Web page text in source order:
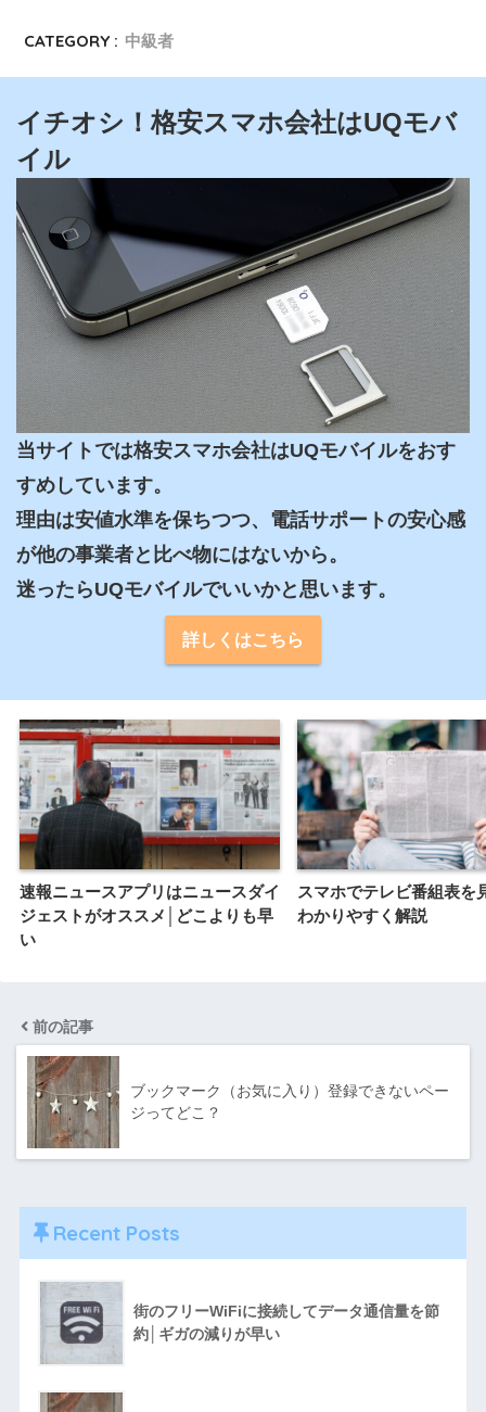
CATEGORY : 中級者
イチオシ！格安スマホ会社はUQモバ
イル
当サイトでは格安スマホ会社はUQモバイルをおす
すめしています。
理由は安値水準を保ちつつ、電話サポートの安心感
が他の事業者と比べ物にはないから。
迷ったらUQモバイルでいいかと思います。
詳しくはこちら
速報ニュースアプリはニュースダイ
ジェストがオススメ│どこよりも早
い
スマホでテレビ番組表を
わかりやすく解説
前の記事
ブックマーク（お気に入り）登録できないペー
ジってどこ？
Recent Posts
街のフリーWiFiに接続してデータ通信量を節
約│ギガの減りが早い